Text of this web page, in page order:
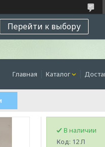
Перейти к выбору
Главная Каталог
В наличии
Код: 12 Л